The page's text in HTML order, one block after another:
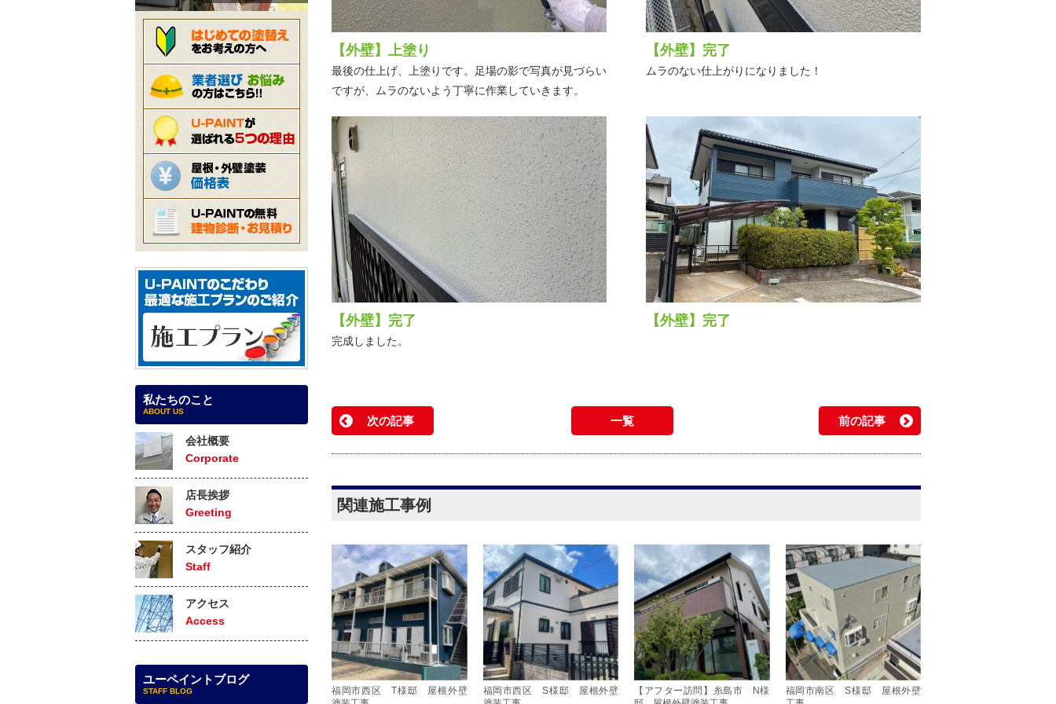
【外壁】上塗り
最後の仕上げ、上塗りです。足場の影で写真が見づらい
ですが、ムラのないよう丁寧に作業していきます。
【外壁】完了
ムラのない仕上がりになりました！
【外壁】完了
完成しました。
【外壁】完了
次の記事 一覧 前の記事
関連施工事例
福岡市西区 T様邸 屋根外壁
福岡市西区 S様邸 屋根外壁
【アフター訪問】糸島市 N様
福岡市南区 S様邸 屋根外壁
私たちのこと
ABOUT US
会社概要
Corporate
店長挨拶
Greeting
スタッフ紹介
Staff
アクセス
Access
ユーペイントブログ
STAFF BLOG